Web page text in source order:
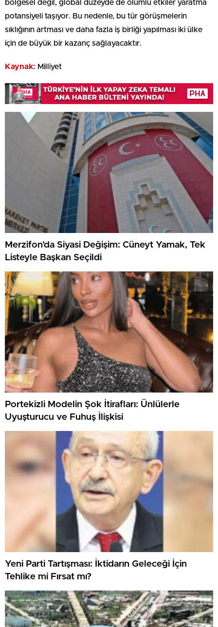
bölgesel değil, global düzeyde de olumlu etkiler yaratma
potansiyeli taşıyor. Bu nedenle, bu tür görüşmelerin
sıklığının artması ve daha fazla iş birliği yapılması iki ülke
için de büyük bir kazanç sağlayacaktır.
Kaynak: Milliyet
Merzifon’da Siyasi Değişim: Cüneyt Yamak, Tek
Listeyle Başkan Seçildi
Portekizli Modelin Şok İtirafları: Ünlülerle
Uyuşturucu ve Fuhuş İlişkisi
Yeni Parti Tartışması: İktidarın Geleceği İçin
Tehlike mi Fırsat mı?